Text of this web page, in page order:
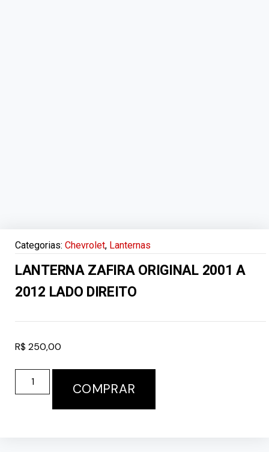
Categorias: Chevrolet, Lanternas
LANTERNA ZAFIRA ORIGINAL 2001 A
2012 LADO DIREITO
R$ 250,00
COMPRAR